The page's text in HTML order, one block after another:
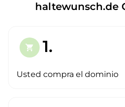
haltewunsch.de
shopping_cart 1.
Usted compra el dominio